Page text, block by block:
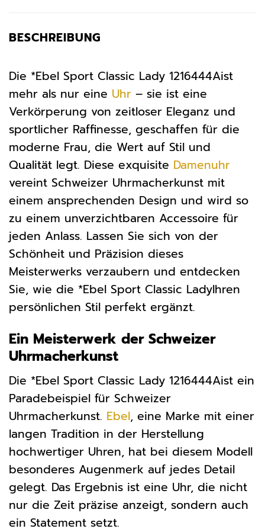
BESCHREIBUNG
Die *Ebel Sport Classic Lady 1216444Aist
mehr als nur eine Uhr – sie ist eine
Verkörperung von zeitloser Eleganz und
sportlicher Raffinesse, geschaffen für die
moderne Frau, die Wert auf Stil und
Qualität legt. Diese exquisite Damenuhr
vereint Schweizer Uhrmacherkunst mit
einem ansprechenden Design und wird so
zu einem unverzichtbaren Accessoire für
jeden Anlass. Lassen Sie sich von der
Schönheit und Präzision dieses
Meisterwerks verzaubern und entdecken
Sie, wie die *Ebel Sport Classic LadyIhren
persönlichen Stil perfekt ergänzt.
Ein Meisterwerk der Schweizer
Uhrmacherkunst
Die *Ebel Sport Classic Lady 1216444Aist ein
Paradebeispiel für Schweizer
Uhrmacherkunst. Ebel, eine Marke mit einer
langen Tradition in der Herstellung
hochwertiger Uhren, hat bei diesem Modell
besonderes Augenmerk auf jedes Detail
gelegt. Das Ergebnis ist eine Uhr, die nicht
nur die Zeit präzise anzeigt, sondern auch
ein Statement setzt.